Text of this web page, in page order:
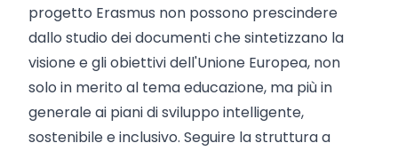
progetto Erasmus non possono prescindere
dallo studio dei documenti che sintetizzano la
visione e gli obiettivi dell'Unione Europea, non
solo in merito al tema educazione, ma più in
generale ai piani di sviluppo intelligente,
sostenibile e inclusivo. Seguire la struttura a